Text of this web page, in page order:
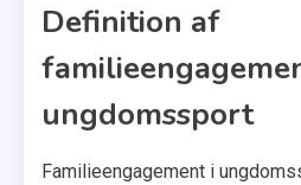
Definition af
ungdomssport
Familieengagement i